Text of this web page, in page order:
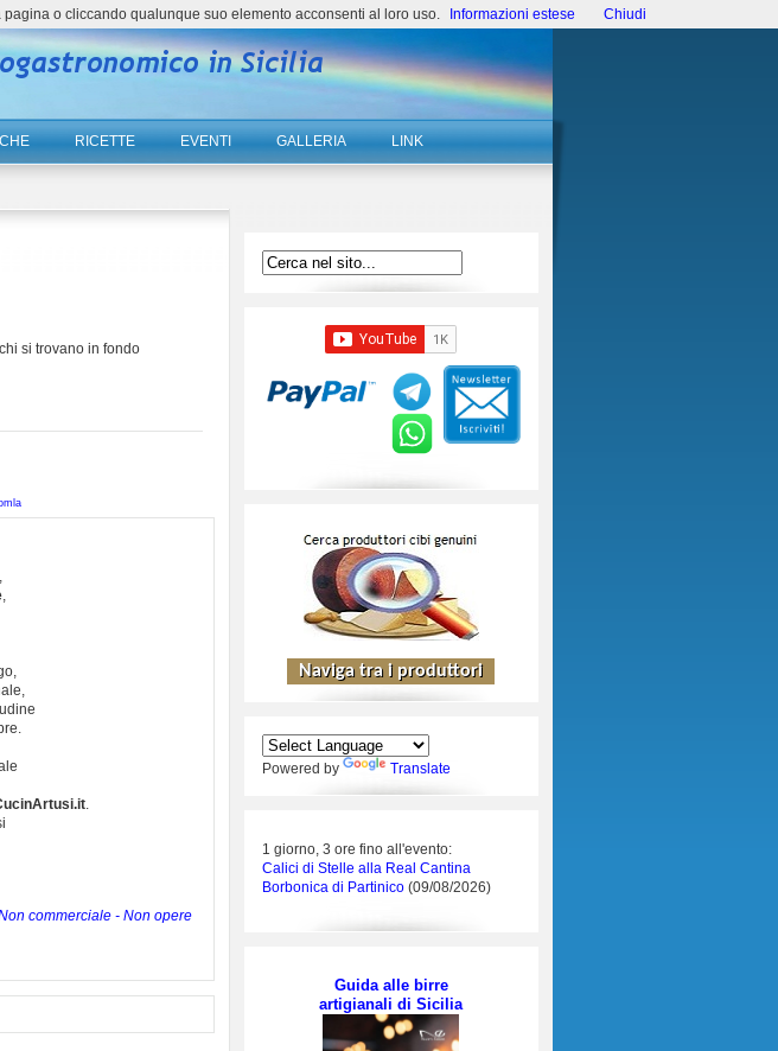
RICETTE EVENTI GALLERIA LINK
si trovano in fondo
,
.
commerciale - Non opere
Powered by Translate
1 giorno, 3 ore fino all'evento:
Calici di Stelle alla Real Cantina
Borbonica di Partinico (09/08/2026)
Guida alle birre
artigianali di Sicilia
o cliccando qualunque suo elemento acconsenti al loro uso. Informazioni estese Chiudi